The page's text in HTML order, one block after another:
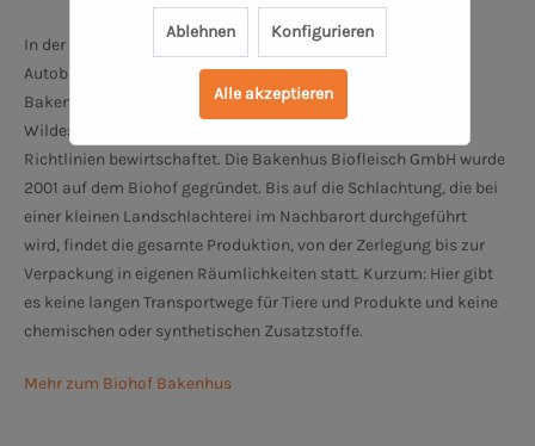
In der Nähe von Oldenburg und Bremen, 10 km nördlich des
Autobahndreiecks Ahlhorner Heide, befindet sich der Biohof
Bakenhus, ruhig und idyllisch gelegen im Naturpark
Wildeshauser Geest. Der Hof wird seit 1997 nach Naturland-
Richtlinien bewirtschaftet. Die Bakenhus Biofleisch GmbH wurde
2001 auf dem Biohof gegründet. Bis auf die Schlachtung, die bei
einer kleinen Landschlachterei im Nachbarort durchgeführt
wird, findet die gesamte Produktion, von der Zerlegung bis zur
Verpackung in eigenen Räumlichkeiten statt. Kurzum: Hier gibt
es keine langen Transportwege für Tiere und Produkte und keine
chemischen oder synthetischen Zusatzstoffe.
Mehr zum Biohof Bakenhus
Ablehnen Konfigurieren
Alle akzeptieren